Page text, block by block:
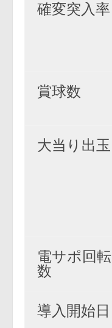
確変突入率
賞球数
大当り出玉
電サポ回転
数
導入開始日